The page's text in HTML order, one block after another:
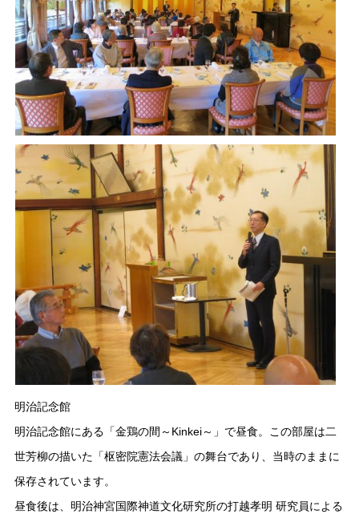
明治記念館
明治記念館にある「金鶏の間～Kinkei～」で昼食。この部屋は二
世芳柳の描いた「枢密院憲法会議」の舞台であり、当時のままに
保存されています。
昼食後は、明治神宮国際神道文化研究所の打越孝明 研究員による